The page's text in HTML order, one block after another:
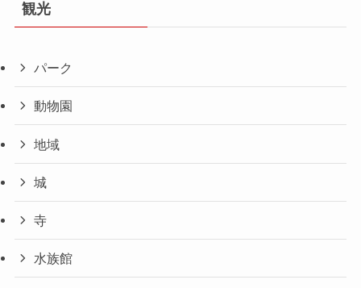
観光
パーク
動物園
地域
城
寺
水族館